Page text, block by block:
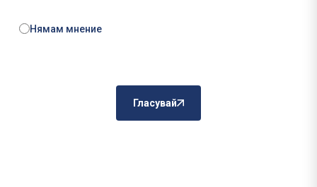
Нямам мнение
Гласувай